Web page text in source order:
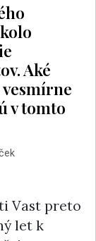
Aké
v tomto
Vast preto
let k